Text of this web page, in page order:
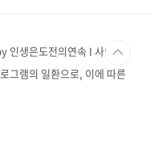
생은도전의연속 I 사이트
그램의 일환으로, 이에 따른